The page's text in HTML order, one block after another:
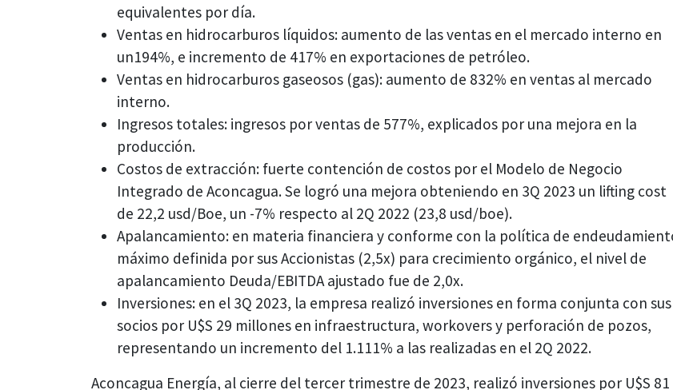
equivalentes por día.
Ventas en hidrocarburos líquidos: aumento de las ventas en el mercado interno en
un194%, e incremento de 417% en exportaciones de petróleo.
Ventas en hidrocarburos gaseosos (gas): aumento de 832% en ventas al mercado
interno.
Ingresos totales: ingresos por ventas de 577%, explicados por una mejora en la
producción.
Costos de extracción: fuerte contención de costos por el Modelo de Negocio
Integrado de Aconcagua. Se logró una mejora obteniendo en 3Q 2023 un lifting cost
de 22,2 usd/Boe, un -7% respecto al 2Q 2022 (23,8 usd/boe).
Apalancamiento: en materia financiera y conforme con la política de
máximo definida por sus Accionistas (2,5x) para crecimiento orgánico, el nivel de
apalancamiento Deuda/EBITDA ajustado fue de 2,0x.
Inversiones: en el 3Q 2023, la empresa realizó inversiones en forma conjunta con sus
socios por U$S 29 millones en infraestructura, workovers y perforación de pozos,
representando un incremento del 1.111% a las realizadas en el 2Q 2022.
Aconcagua Energía, al cierre del tercer trimestre de 2023, realizó inversiones por U$S 81